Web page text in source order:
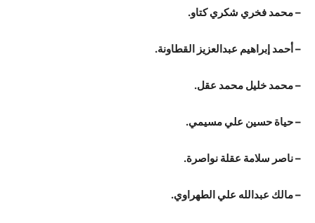
– محمد فخري شكري كتاو.
– أحمد إبراهيم عبدالعزيز القطاونة.
– محمد خليل محمد عقل.
– حياة حسين علي مسيمي.
– ناصر سلامة عقلة نواصرة.
– مالك عبدالله علي الطهراوي.